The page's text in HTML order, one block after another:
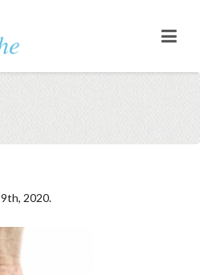
2020.